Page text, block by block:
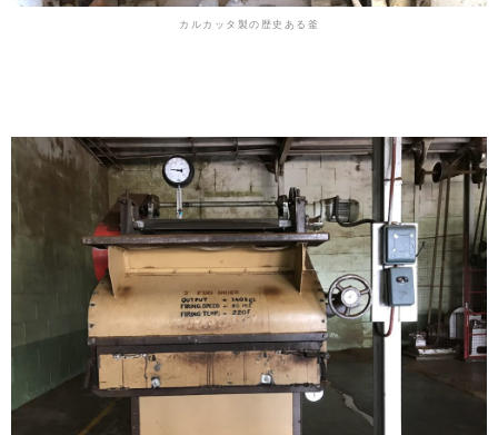
カルカッタ製の歴史ある釜